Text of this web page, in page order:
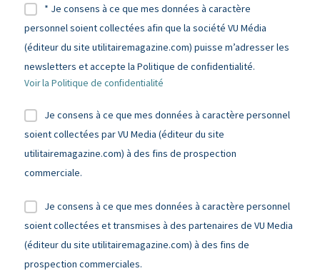
* Je consens à ce que mes données à caractère
personnel soient collectées afin que la société VU Média
(éditeur du site utilitairemagazine.com) puisse m’adresser les
newsletters et accepte la Politique de confidentialité.
Voir la Politique de confidentialité
Je consens à ce que mes données à caractère personnel
soient collectées par VU Media (éditeur du site
utilitairemagazine.com) à des fins de prospection
commerciale.
Je consens à ce que mes données à caractère personnel
soient collectées et transmises à des partenaires de VU Media
(éditeur du site utilitairemagazine.com) à des fins de
prospection commerciales.